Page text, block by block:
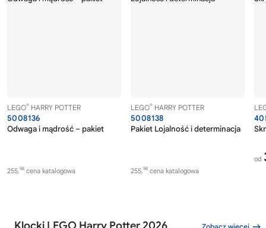
LEGO® HARRY POTTER
5008136
Odwaga i mądrość – pakiet
255,98 cena katalogowa
LEGO® HARRY POTTER
5008138
Pakiet Lojalność i determinacja
255,98 cena katalogowa
od